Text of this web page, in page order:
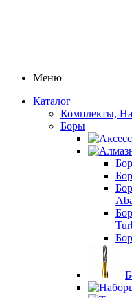
Меню
Каталог
Комплекты,
Боры